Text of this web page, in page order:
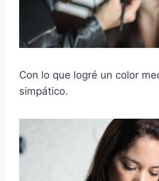
Con lo que logré un color
simpático.